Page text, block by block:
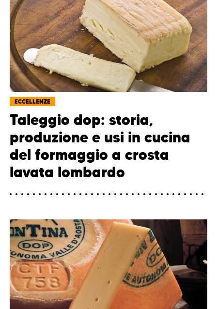
ECCELLENZE
Taleggio dop: storia,
produzione e usi in cucina
del formaggio a crosta
lavata lombardo